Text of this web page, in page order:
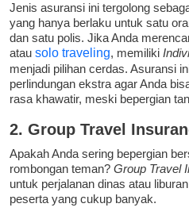
Jenis asuransi ini tergolong
yang hanya berlaku untuk satu
dan satu polis. Jika Anda
atau solo traveling, memiliki
menjadi pilihan cerdas. Asuransi
perlindungan ekstra agar Anda
rasa khawatir, meski bepergian
2. Group Travel
Apakah Anda sering bepergian
rombongan teman? Group Travel
untuk perjalanan dinas atau
peserta yang cukup banyak.